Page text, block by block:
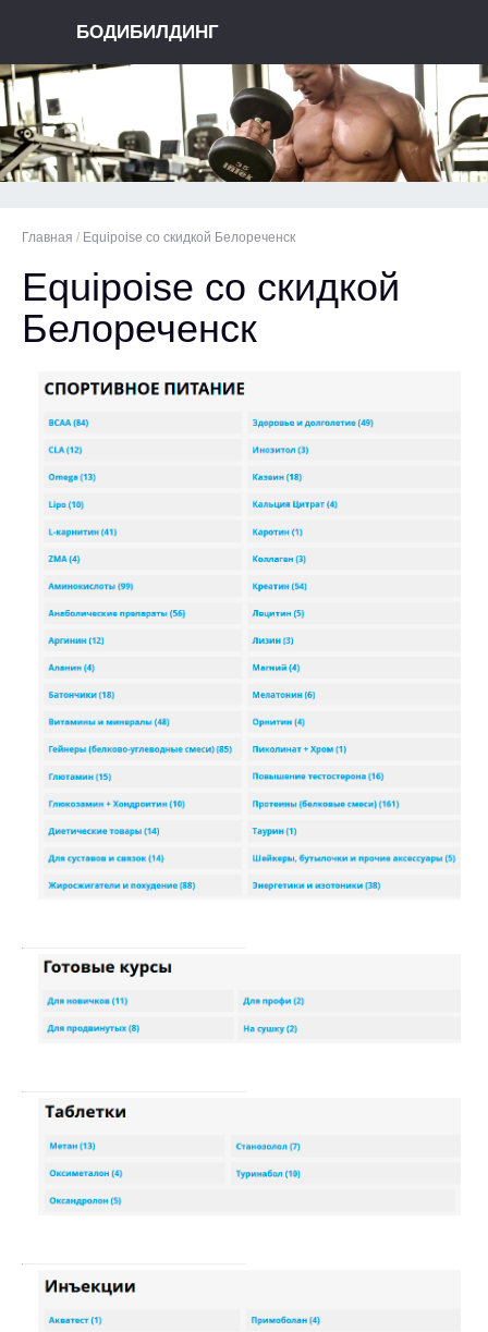
БОДИБИЛДИНГ
Главная / Equipoise со скидкой Белореченск
Equipoise со скидкой
Белореченск